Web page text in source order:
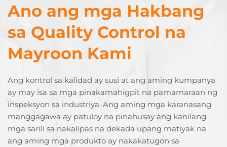
Ano ang mga Hakbang
sa Quality Control na
Mayroon Kami
Ang kontrol sa kalidad ay susi at ang aming kumpanya
ay may isa sa mga pinakamahigpit na pamamaraan ng
inspeksyon sa industriya. Ang aming mga karanasang
manggagawa ay patuloy na pinahusay ang kanilang
mga sarili sa nakalipas na dekada upang matiyak na
ang aming mga produkto ay nakakatugon sa